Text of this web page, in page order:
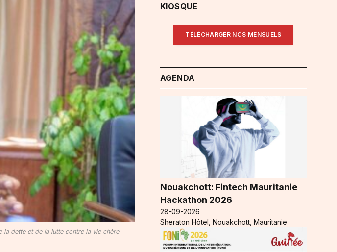
la dette et de la lutte contre la vie chère
KIOSQUE
TÉLÉCHARGER NOS MENSUELS
AGENDA
Nouakchott: Fintech Mauritanie
Hackathon 2026
28-09-2026
Sheraton Hôtel, Nouakchott, Mauritanie